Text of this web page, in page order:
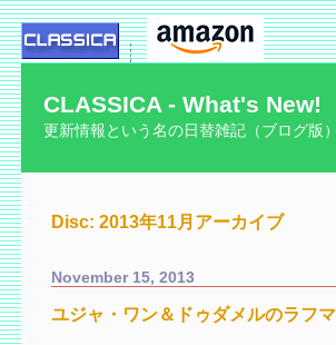
CLASSICA - What's New!
更新情報という名の日替雑記（ブログ版）
Disc: 2013年11月アーカイブ
November 15, 2013
ユジャ・ワン＆ドゥダメルのラフ